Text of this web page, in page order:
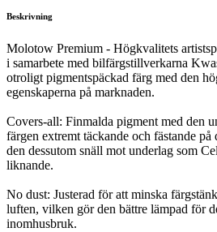
Beskrivning
Molotow Premium - Högkvalitets
i samarbete med bilfärgstillverkarna
otroligt pigmentspäckad färg med den
egenskaperna på marknaden.
Covers-all: Finmalda pigment med den
färgen extremt täckande och fästande
den dessutom snäll mot underlag som
liknande.
No dust: Justerad för att minska
luften, vilken gör den bättre lämpad för
inomhusbruk.